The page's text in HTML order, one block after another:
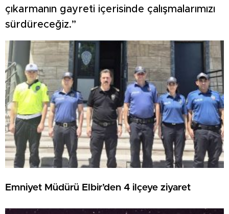
çıkarmanın gayreti içerisinde çalışmalarımızı
sürdüreceğiz.”
Emniyet Müdürü Elbir’den 4 ilçeye ziyaret